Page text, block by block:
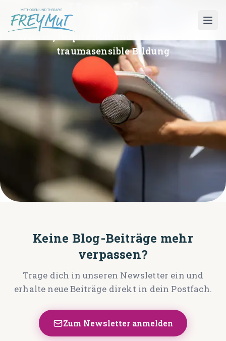
UNSERE ANGEBOTE
📚 Alle Ausbildungen & Kurse
SELF - Traumafachkraft
EMDR-S Speed
EMDR Retreat
Traumatherapie (DeGPT)
ONLINEKURSE
Dein Weg in deine Großartigkeit
Der Leuchtturmweg
Trauma und Lernen
Unser Blog
traumasensible Bildung
Keine Blog-Beiträge mehr
verpassen?
Trage dich in unseren Newsletter ein und
erhalte neue Beiträge direkt in dein Postfach.
Zum Newsletter anmelden